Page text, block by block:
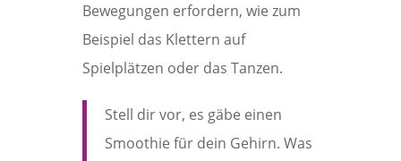
Bewegungen erfordern, wie zum
Beispiel das Klettern auf
Spielplätzen oder das Tanzen.
Stell dir vor, es gäbe einen
Smoothie für dein Gehirn. Was